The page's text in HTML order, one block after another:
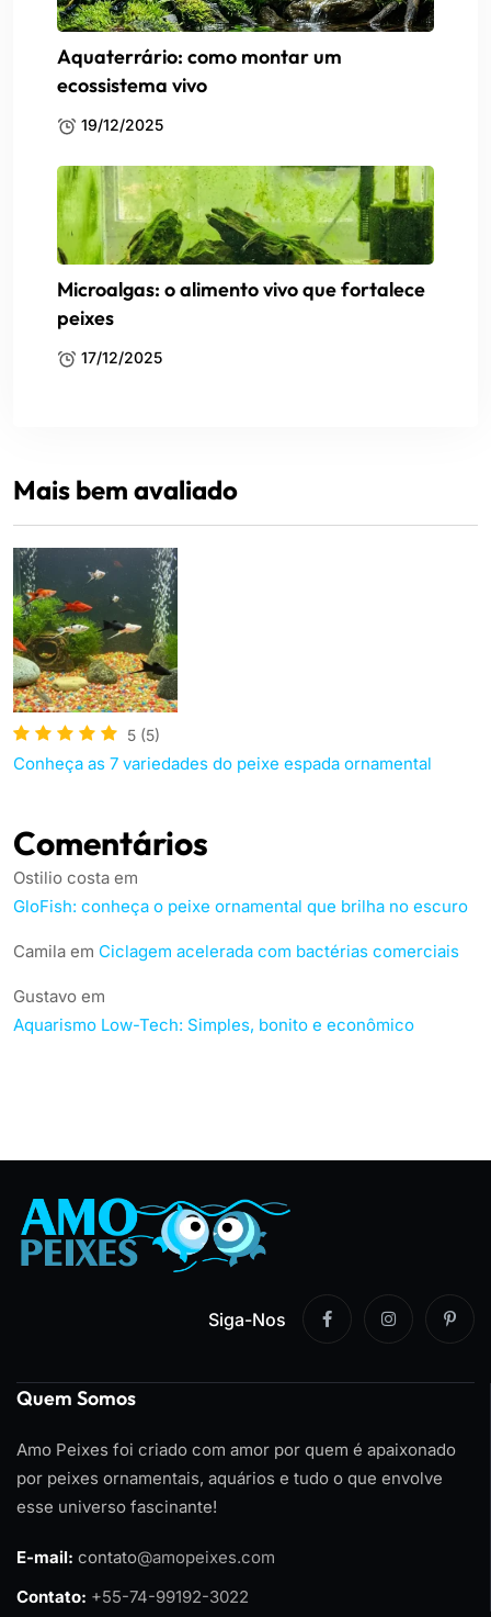
Aquaterrário: como montar um
ecossistema vivo
19/12/2025
Microalgas: o alimento vivo que fortalece
peixes
17/12/2025
Mais bem avaliado
5 (5)
Conheça as 7 variedades do peixe espada ornamental
Comentários
Ostilio costa em
GloFish: conheça o peixe ornamental que brilha no escuro
Camila em Ciclagem acelerada com bactérias comerciais
Gustavo em
Aquarismo Low-Tech: Simples, bonito e econômico
Siga-Nos
Quem Somos
Amo Peixes foi criado com amor por quem é apaixonado
por peixes ornamentais, aquários e tudo o que envolve
esse universo fascinante!
E-mail: contato@amopeixes.com
Contato: +55-74-99192-3022